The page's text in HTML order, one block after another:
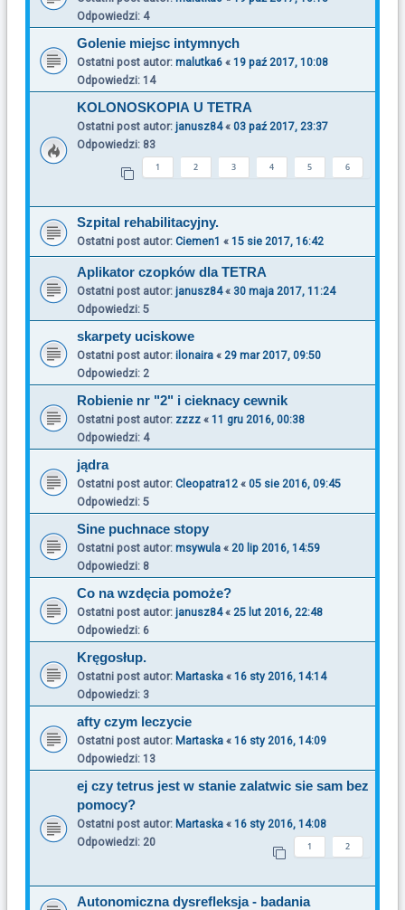
Odpowiedzi: 4
Golenie miejsc intymnych
Ostatni post autor: malutka6 « 19 paź 2017, 10:08
Odpowiedzi: 14
KOLONOSKOPIA U TETRA
Ostatni post autor: janusz84« 03 paź 2017, 23:37
Odpowiedzi: 83
1 2 3 4 5 6
Szpital rehabilitacyjny.
Ostatni post autor: Ciemen1 « 15 sie 2017, 16:42
Aplikator czopków dla TETRA
Ostatni post autor: janusz84« 30 maja 2017, 11:24
Odpowiedzi: 5
skarpety uciskowe
Ostatni post autor: ilonaira « 29 mar 2017, 09:50
Odpowiedzi: 2
Robienie nr "2" i cieknacy cewnik
Ostatni post autor: zzzz « 11 gru 2016, 00:38
Odpowiedzi: 4
jądra
Ostatni post autor: Cleopatra12 « 05 sie 2016, 09:45
Odpowiedzi: 5
Sine puchnace stopy
Ostatni post autor: msywula « 20 lip 2016, 14:59
Odpowiedzi: 8
Co na wzdęcia pomoże?
Ostatni post autor: janusz84« 25 lut 2016, 22:48
Odpowiedzi: 6
Kręgosłup.
Ostatni post autor: Martaska « 16 sty 2016, 14:14
Odpowiedzi: 3
afty czym leczycie
Ostatni post autor: Martaska « 16 sty 2016, 14:09
Odpowiedzi: 13
ej czy tetrus jest w stanie zalatwic sie sam bez
pomocy?
Ostatni post autor: Martaska « 16 sty 2016, 14:08
Odpowiedzi: 20 1 2
Autonomiczna dysrefleksja - badania